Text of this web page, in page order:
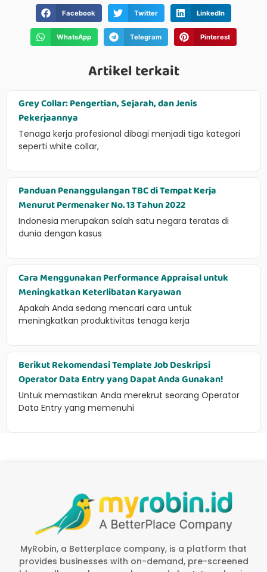
Facebook Twitter LinkedIn
WhatsApp Telegram Pinterest
Artikel terkait
Grey Collar: Pengertian, Sejarah, dan Jenis
Pekerjaannya
Tenaga kerja profesional dibagi menjadi tiga kategori
seperti white collar,
Panduan Penanggulangan TBC di Tempat Kerja
Menurut Permenaker No. 13 Tahun 2022
Indonesia merupakan salah satu negara teratas di
dunia dengan kasus
Cara Menggunakan Performance Appraisal untuk
Meningkatkan Keterlibatan Karyawan
Apakah Anda sedang mencari cara untuk
meningkatkan produktivitas tenaga kerja
Berikut Rekomendasi Template Job Deskripsi
Operator Data Entry yang Dapat Anda Gunakan!
Untuk memastikan Anda merekrut seorang Operator
Data Entry yang memenuhi
MyRobin, a Betterplace company, is a platform that
provides businesses with on-demand, pre-screened